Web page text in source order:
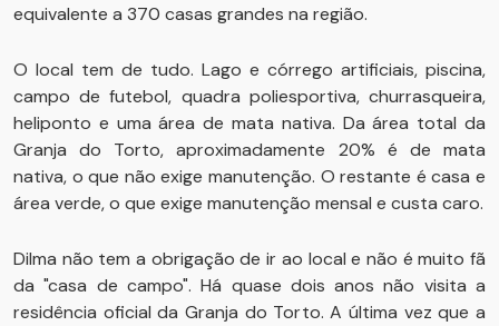
equivalente a 370 casas grandes na região.
O local tem de tudo. Lago e córrego artificiais, piscina,
campo de futebol, quadra poliesportiva, churrasqueira,
heliponto e uma área de mata nativa. Da área total da
Granja do Torto, aproximadamente 20% é de mata
nativa, o que não exige manutenção. O restante é casa e
área verde, o que exige manutenção mensal e custa caro.
Dilma não tem a obrigação de ir ao local e não é muito fã
da "casa de campo". Há quase dois anos não visita a
residência oficial da Granja do Torto. A última vez que a